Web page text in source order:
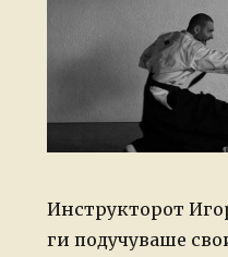
Инструкторот
ги подучуваше